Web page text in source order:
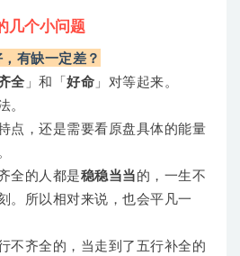
几个小问题
有缺一定差？
全 」和「好命 」对等起来。
。
点，还是需要看原盘具体的能量
全的人都是稳稳当当的，一生不
。所以相对来说，也会平凡一
不齐全的，当走到了五行补全的